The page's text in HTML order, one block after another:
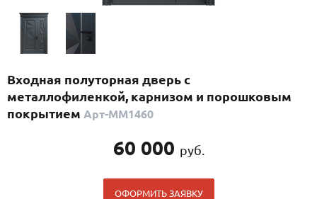
С реечным дизайном(29)
ПО НАЗНАЧЕНИЮ
ПО КОНСТРУКЦИИ
Входная полуторная дверь с
металлофиленкой, карнизом и порошковым
покрытием Арт-ММ1460
60 000 руб.
ОФОРМИТЬ ЗАЯВКУ